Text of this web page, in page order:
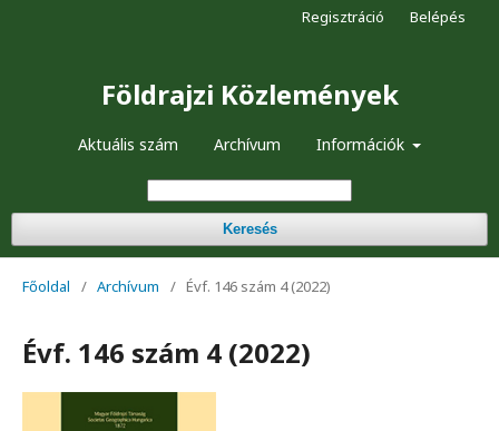
Földrajzi Közlemények
Aktuális szám Archívum Információk
Keresés
Regisztráció Belépés
Főoldal / Archívum / Évf. 146 szám 4 (2022)
Évf. 146 szám 4 (2022)